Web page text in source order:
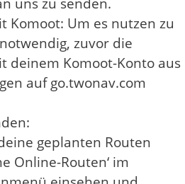
uns zu senden.
Komoot: Um es nutzen zu
zuvor die
deinem Komoot-Konto aus
auf go.twonav.com
geplanten Routen
Online-Routen‘ im